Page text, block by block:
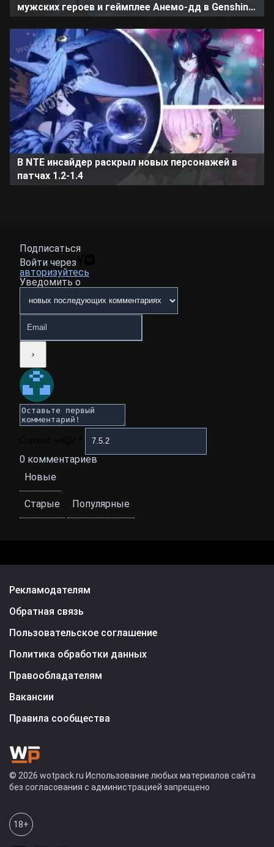
мужских героев и геймплее Анемо-дд в Genshin
Impact
В NTE инсайдер раскрыл новых персонажей в
патчах 1.2-1.4
Подписаться
Войти через
авторизуйтесь
Уведомить о
0 комментариев
Новые
Старые Популярные
Рекламодателям
Обратная связь
Пользовательское соглашение
Политика обработки данных
Правообладателям
Вакансии
Правила сообщества
© 2026 wotpack.ru Использование любых материалов сайта
без согласования с администрацией запрещено
18+